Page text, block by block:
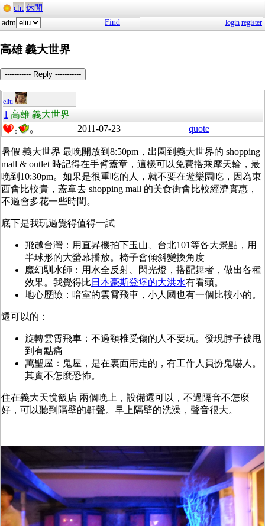
cht 休閒
adm
Find login register
高雄 義大世界
----------- Reply -----------
eliu
1 高雄 義大世界
0 0 2011-07-23 quote
暑假 義大世界 最晚開放到8:50pm，出園到義大世界的 shopping
mall & outlet 時記得在手臂蓋章，這樣可以免費搭乘摩天輪，最
晚到10:30pm。如果是很重吃的人，就不要在遊樂園吃，因為東
西會比較貴，蓋章去 shopping mall 的美食街會比較經濟實惠，
不過會多花一些時間。
底下是我玩過覺得值得一試
飛越台灣：用直昇機拍下玉山、台北101等各大景點，用
半球形的大螢幕播放。椅子會傾斜變換角度
魔幻馴水師：用水全反射、閃光燈，搭配舞者，做出各種
效果。我覺得比 日本豪斯登堡的大洪水有看頭。
地心歷險：暗室的雲霄飛車，小人國也有一個比較小的。
還可以的：
旋轉雲霄飛車：不過頸椎受傷的人不要玩。發現脖子被甩
到有點痛
萬聖屋：鬼屋，是在裏面用走的，有工作人員扮鬼嚇人。
其實不怎麼恐怖。
住在義大天悅飯店 兩個晚上，設備還可以，不過隔音不怎麼
好，可以聽到隔壁的鼾聲。早上隔壁的洗澡，聲音很大。